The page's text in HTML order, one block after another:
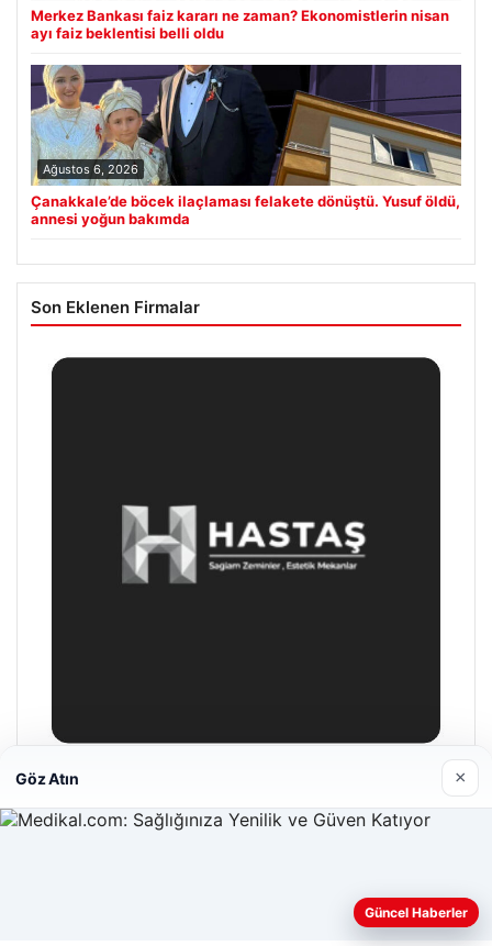
Merkez Bankası faiz kararı ne zaman? Ekonomistlerin nisan
ayı faiz beklentisi belli oldu
Ağustos 6, 2026
Çanakkale’de böcek ilaçlaması felakete dönüştü. Yusuf öldü,
annesi yoğun bakımda
Son Eklenen Firmalar
Prenses Night Club
Nisan 29, 2026
Web sitemizi nasıl kullandığınızı daha iyi anlayabilmek,
deneyiminizi kişiselleştirmek ve geliştirmek amacıyla çerezler
Göz Atın ×
Güncel Haberler